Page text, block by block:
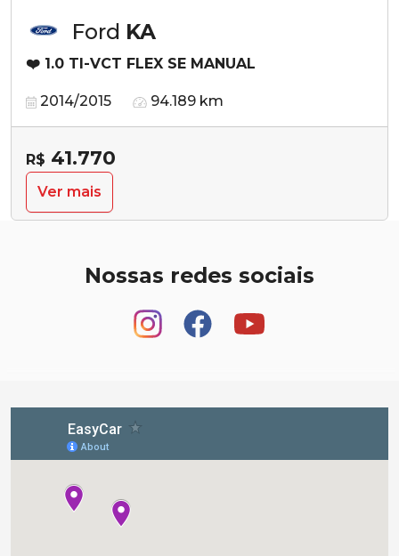
Ford KA
❤️ 1.0 TI-VCT FLEX SE MANUAL
2014/2015 94.189 km
R$ 41.770
Ver mais
Nossas redes sociais